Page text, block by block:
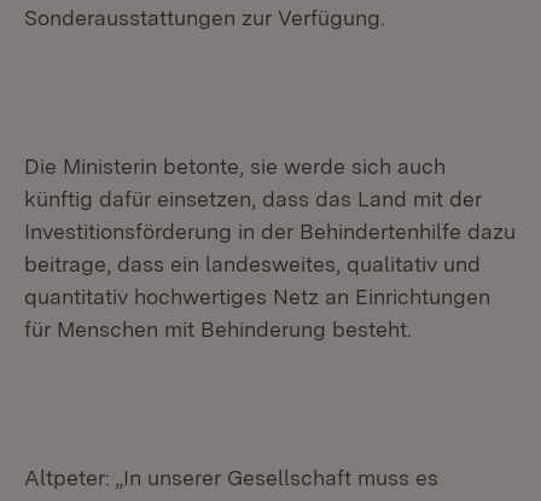
Sonderausstattungen zur Verfügung.
Die Ministerin betonte, sie werde sich auch
künftig dafür einsetzen, dass das Land mit der
Investitionsförderung in der Behindertenhilfe dazu
beitrage, dass ein landesweites, qualitativ und
quantitativ hochwertiges Netz an Einrichtungen
für Menschen mit Behinderung besteht.
Altpeter: „In unserer Gesellschaft muss es